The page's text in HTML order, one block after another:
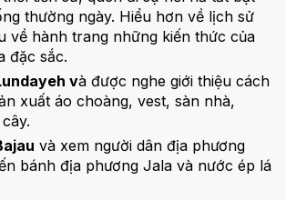
thường ngày. Hiểu hơn về lịch sử
về hành trang những kiến thức của
đặc sắc.
và được nghe giới thiệu cách
xuất áo choàng, vest, sàn nhà,
và xem người dân địa phương
bánh địa phương Jala và nước ép lá